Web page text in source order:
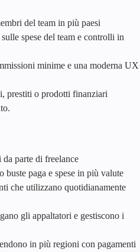
del team in più paesi
spese del team e controlli in
minime e una moderna UX
prestiti o prodotti finanziari
parte di freelance
buste paga e spese in più valute
che utilizzano quotidianamente
gli appaltatori e gestiscono i
in più regioni con pagamenti